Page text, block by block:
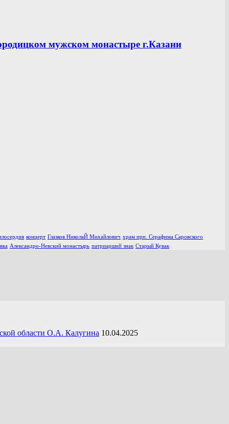
мужском монастыре г.Казани
концерт Глазков НиколаЙ Михайлович храм прп. Серафима Саровского
Александро-Невский монастырь патриарший знак Старый Кувак
области О.А. Калугина 10.04.2025